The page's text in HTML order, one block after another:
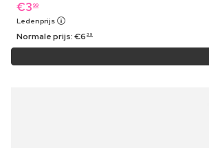
€3 99
Ledenprijs
Normale prijs:€6 39